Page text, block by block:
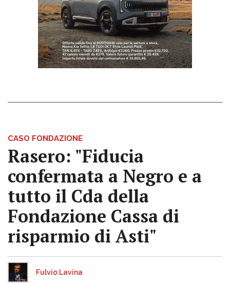
CASO FONDAZIONE
Rasero: "Fiducia
confermata a Negro e a
tutto il Cda della
Fondazione Cassa di
risparmio di Asti"
Fulvio Lavina